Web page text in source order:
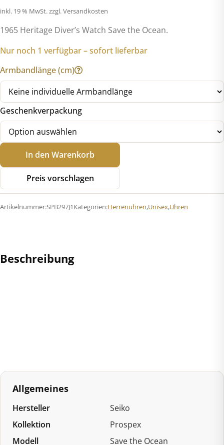
inkl. 19 % MwSt.zzgl. Versandkosten
1965 Heritage Diver’s Watch Save the Ocean.
Nur noch 1 verfügbar – sofort lieferbar
Armbandlänge (cm)
Geschenkverpackung
Seiko
SPB297J1
Prospex
Save
Ocean
Edition
In den Warenkorb
Preis vorschlagen
Artikelnummer:SPB297J1Kategorien:Herrenuhren,Unisex,Uhren
Beschreibung
Allgemeines
Hersteller
Seiko
Kollektion
Prospex
Modell
Save the Ocean